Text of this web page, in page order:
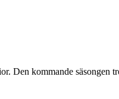
Den kommande